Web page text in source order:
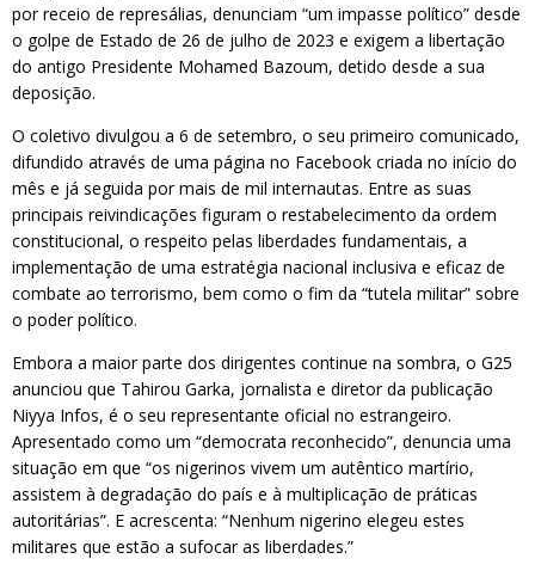
por receio de represálias, denunciam “um impasse político” desde
o golpe de Estado de 26 de julho de 2023 e exigem a libertação
do antigo Presidente Mohamed Bazoum, detido desde a sua
deposição.
O coletivo divulgou a 6 de setembro, o seu primeiro comunicado,
difundido através de uma página no Facebook criada no início do
mês e já seguida por mais de mil internautas. Entre as suas
principais reivindicações figuram o restabelecimento da ordem
constitucional, o respeito pelas liberdades fundamentais, a
implementação de uma estratégia nacional inclusiva e eficaz de
combate ao terrorismo, bem como o fim da “tutela militar” sobre
o poder político.
Embora a maior parte dos dirigentes continue na sombra, o G25
anunciou que Tahirou Garka, jornalista e diretor da publicação
Niyya Infos, é o seu representante oficial no estrangeiro.
Apresentado como um “democrata reconhecido”, denuncia uma
situação em que “os nigerinos vivem um autêntico martírio,
assistem à degradação do país e à multiplicação de práticas
autoritárias”. E acrescenta: “Nenhum nigerino elegeu estes
militares que estão a sufocar as liberdades.”